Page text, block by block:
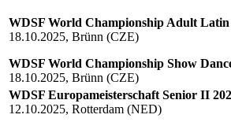
WDSF World Championship Adult Latin
18.10.2025, Brünn (CZE)
WDSF World Championship Show
18.10.2025, Brünn (CZE)
WDSF Europameisterschaft Senior II
12.10.2025, Rotterdam (NED)